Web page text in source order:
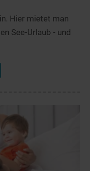
Hier mietet man
See-Urlaub - und